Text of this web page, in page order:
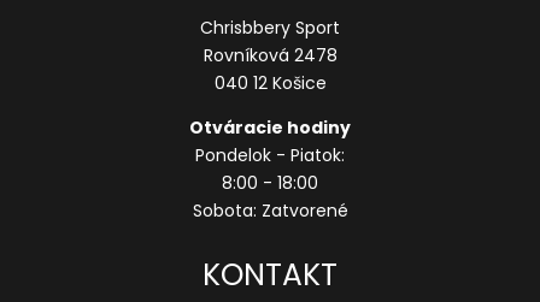
Chrisbbery Sport
Rovníková 2478
040 12 Košice
Otváracie hodiny
Pondelok - Piatok:
8:00 - 18:00
Sobota: Zatvorené
KONTAKT